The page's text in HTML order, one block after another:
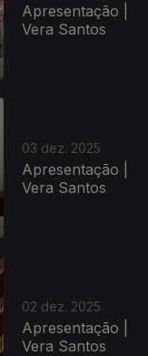
Apresentação |
Vera Santos
03 dez. 2025
Apresentação |
Vera Santos
02 dez. 2025
Apresentação |
Vera Santos